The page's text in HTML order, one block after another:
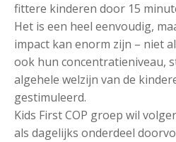
fittere kinderen door 15
Het is een heel eenvoudig,
impact kan enorm zijn – niet
ook hun concentratieniveau,
algehele welzijn van de
gestimuleerd.
Kids First COP groep wil
als dagelijks onderdeel